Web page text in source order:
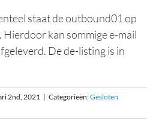
staat de outbound01 op
Hierdoor kan sommige e-mail
De de-listing is in
2nd, 2021 | Categorieën:Gesloten